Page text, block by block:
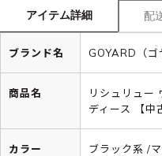
アイテム詳細 配
ブランド名 GOYARD（ゴ
商品名
リシュリュー
ディース 【中
カラー ブラック系 /